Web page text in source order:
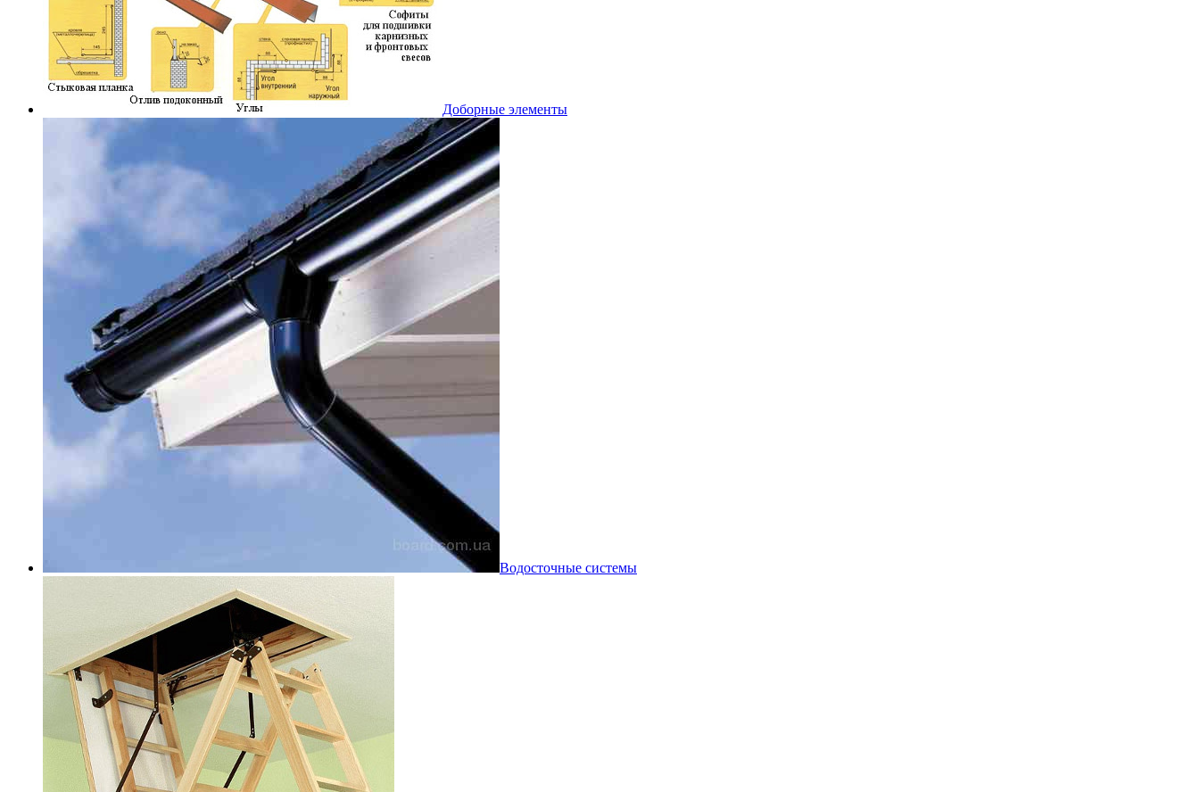
Доборные элементы
Водосточные системы